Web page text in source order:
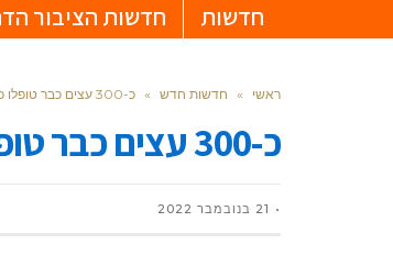
חדשות חדשות הציבור
ראשי » חדשות חדש » כ-300 עצים כבר טופלו כנגד הכנימה בעצי המייש
כ-300 עצים כבר טופלו כנגד הכנימה בעצי המייש
21 בנובמבר 2022